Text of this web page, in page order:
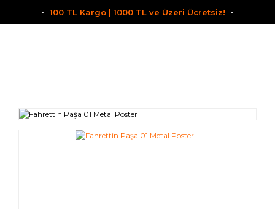
100 TL Kargo | 1000 TL ve Üzeri Ücretsiz!